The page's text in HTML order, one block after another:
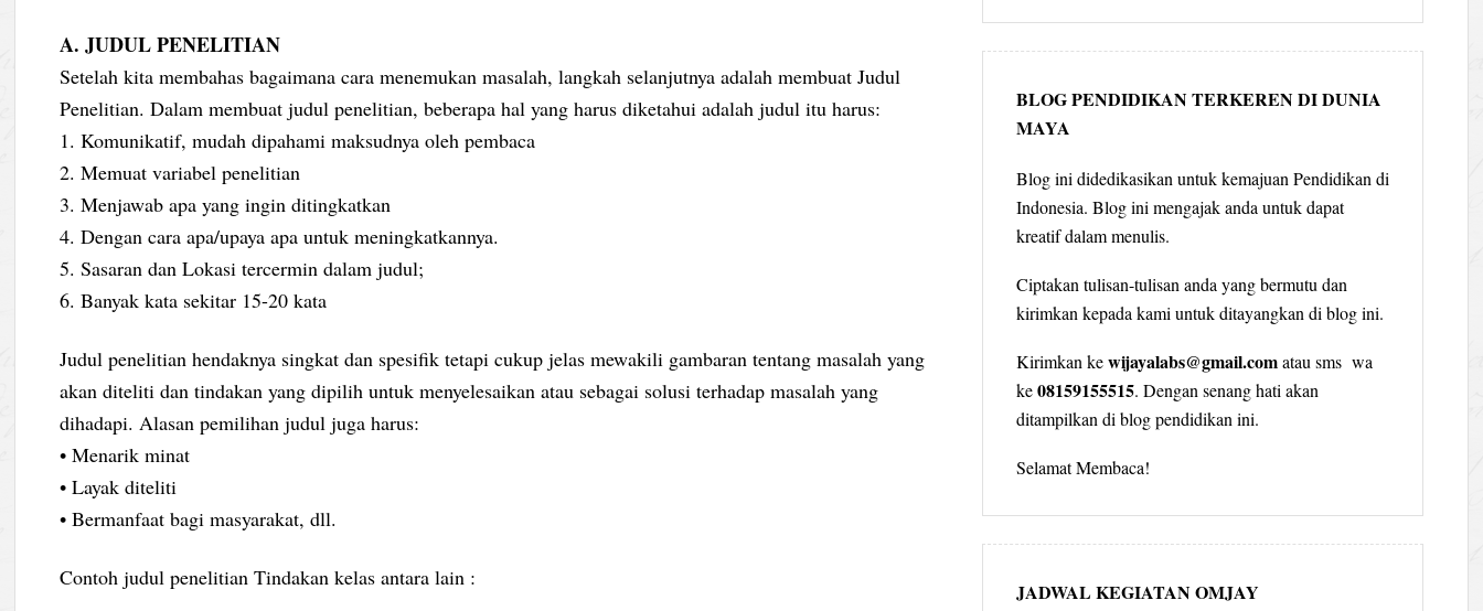
A. JUDUL PENELITIAN
Setelah kita membahas bagaimana cara menemukan masalah, langkah selanjutnya adalah membuat Judul
Penelitian. Dalam membuat judul penelitian, beberapa hal yang harus diketahui adalah judul itu harus:
1. Komunikatif, mudah dipahami maksudnya oleh pembaca
2. Memuat variabel penelitian
3. Menjawab apa yang ingin ditingkatkan
4. Dengan cara apa/upaya apa untuk meningkatkannya.
5. Sasaran dan Lokasi tercermin dalam judul;
6. Banyak kata sekitar 15-20 kata
Judul penelitian hendaknya singkat dan spesifik tetapi cukup jelas mewakili gambaran tentang masalah yang
akan diteliti dan tindakan yang dipilih untuk menyelesaikan atau sebagai solusi terhadap masalah yang
dihadapi. Alasan pemilihan judul juga harus:
• Menarik minat
• Layak diteliti
• Bermanfaat bagi masyarakat, dll.
Contoh judul penelitian Tindakan kelas antara lain :
per
bulan
BLOG PENDIDIKAN TERKEREN DI DUNIA
MAYA
Blog ini didedikasikan untuk kemajuan Pendidikan di
Indonesia. Blog ini mengajak anda untuk dapat
kreatif dalam menulis.
Ciptakan tulisan-tulisan anda yang bermutu dan
kirimkan kepada kami untuk ditayangkan di blog ini.
Kirimkan kewijayalabs@gmail.comatau sms wa
ke08159155515. Dengan senang hati akan
ditampilkan di blog pendidikan ini.
Selamat Membaca!
JADWAL KEGIATAN OMJAY